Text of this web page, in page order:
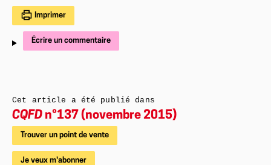
Imprimer
Écrire un commentaire
Cet article a été publié dans
CQFD n°137 (novembre 2015)
Trouver un point de vente
Je veux m'abonner